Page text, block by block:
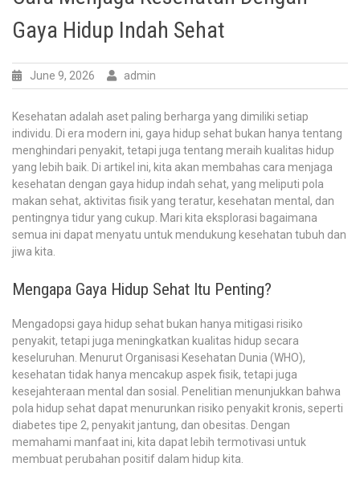
Gaya Hidup Indah Sehat
June 9, 2026 admin
Kesehatan adalah aset paling berharga yang dimiliki setiap
individu. Di era modern ini, gaya hidup sehat bukan hanya tentang
menghindari penyakit, tetapi juga tentang meraih kualitas hidup
yang lebih baik. Di artikel ini, kita akan membahas cara menjaga
kesehatan dengan gaya hidup indah sehat, yang meliputi pola
makan sehat, aktivitas fisik yang teratur, kesehatan mental, dan
pentingnya tidur yang cukup. Mari kita eksplorasi bagaimana
semua ini dapat menyatu untuk mendukung kesehatan tubuh dan
jiwa kita.
Mengapa Gaya Hidup Sehat Itu Penting?
Mengadopsi gaya hidup sehat bukan hanya mitigasi risiko
penyakit, tetapi juga meningkatkan kualitas hidup secara
keseluruhan. Menurut Organisasi Kesehatan Dunia (WHO),
kesehatan tidak hanya mencakup aspek fisik, tetapi juga
kesejahteraan mental dan sosial. Penelitian menunjukkan bahwa
pola hidup sehat dapat menurunkan risiko penyakit kronis, seperti
diabetes tipe 2, penyakit jantung, dan obesitas. Dengan
memahami manfaat ini, kita dapat lebih termotivasi untuk
membuat perubahan positif dalam hidup kita.